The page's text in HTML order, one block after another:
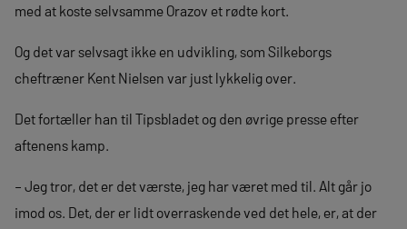
med at koste selvsamme Orazov et rødte kort.
Og det var selvsagt ikke en udvikling, som Silkeborgs
cheftræner Kent Nielsen var just lykkelig over.
Det fortæller han til Tipsbladet og den øvrige presse efter
aftenens kamp.
– Jeg tror, det er det værste, jeg har været med til. Alt går jo
imod os. Det, der er lidt overraskende ved det hele, er, at der